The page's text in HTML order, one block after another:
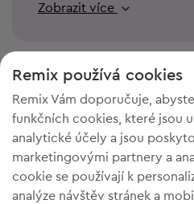
Zobrazit více
Remix používá cookies
Remix Vám doporučuje,
funkčních cookies, které jsou
analytické účely a jsou
marketingovými partnery a
cookie se používají k
analýze návštěv stránek a